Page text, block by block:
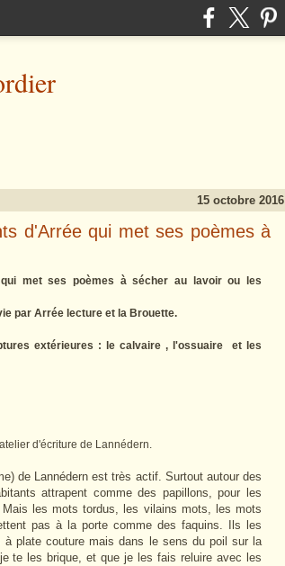
15 octobre 2016
d'Arrée qui met ses poèmes à
met ses poèmes à sécher au lavoir ou les
par Arrée lecture et la Brouette.
extérieures : le calvaire , l'ossuaire et les
d'écriture de Lannédern.
de Lannédern est très actif. Surtout autour des
attrapent comme des papillons, pour les
les mots tordus, les vilains mots, les mots
pas à la porte comme des faquins. Ils les
plate couture mais dans le sens du poil sur la
te les brique, et que je les fais reluire avec les